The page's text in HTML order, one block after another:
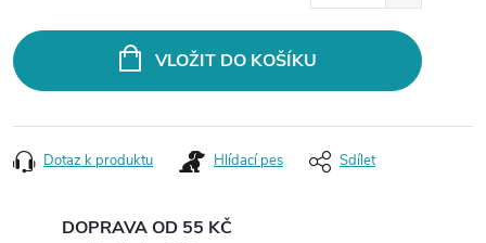
VLOŽIT DO KOŠÍKU
Dotaz k produktu Hlídací pes Sdílet
DOPRAVA OD 55 KČ